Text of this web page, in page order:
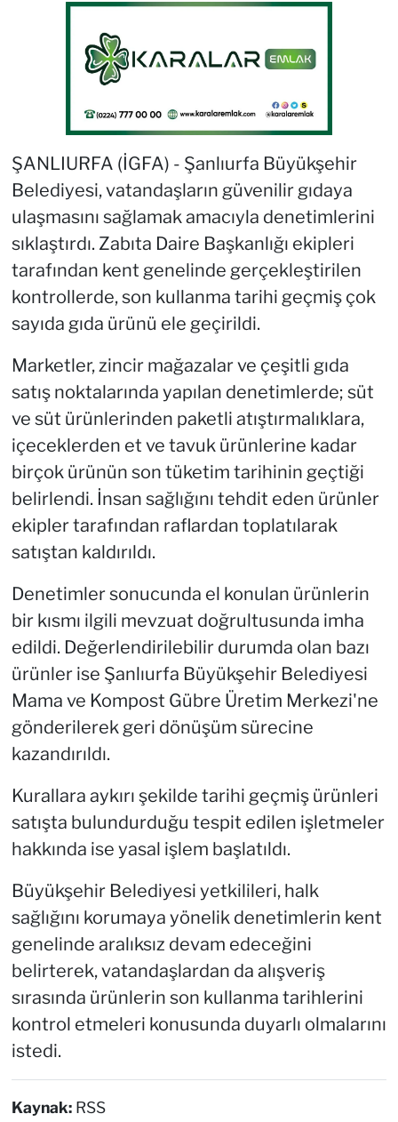
ŞANLIURFA (İGFA) - Şanlıurfa Büyükşehir
Belediyesi, vatandaşların güvenilir gıdaya
ulaşmasını sağlamak amacıyla denetimlerini
sıklaştırdı. Zabıta Daire Başkanlığı ekipleri
tarafından kent genelinde gerçekleştirilen
kontrollerde, son kullanma tarihi geçmiş çok
sayıda gıda ürünü ele geçirildi.
Marketler, zincir mağazalar ve çeşitli gıda
satış noktalarında yapılan denetimlerde; süt
ve süt ürünlerinden paketli atıştırmalıklara,
içeceklerden et ve tavuk ürünlerine kadar
birçok ürünün son tüketim tarihinin geçtiği
belirlendi. İnsan sağlığını tehdit eden ürünler
ekipler tarafından raflardan toplatılarak
satıştan kaldırıldı.
Denetimler sonucunda el konulan ürünlerin
bir kısmı ilgili mevzuat doğrultusunda imha
edildi. Değerlendirilebilir durumda olan bazı
ürünler ise Şanlıurfa Büyükşehir Belediyesi
Mama ve Kompost Gübre Üretim Merkezi'ne
gönderilerek geri dönüşüm sürecine
kazandırıldı.
Kurallara aykırı şekilde tarihi geçmiş ürünleri
satışta bulundurduğu tespit edilen işletmeler
hakkında ise yasal işlem başlatıldı.
Büyükşehir Belediyesi yetkilileri, halk
sağlığını korumaya yönelik denetimlerin kent
genelinde aralıksız devam edeceğini
belirterek, vatandaşlardan da alışveriş
sırasında ürünlerin son kullanma tarihlerini
kontrol etmeleri konusunda duyarlı olmalarını
istedi.
Kaynak: RSS